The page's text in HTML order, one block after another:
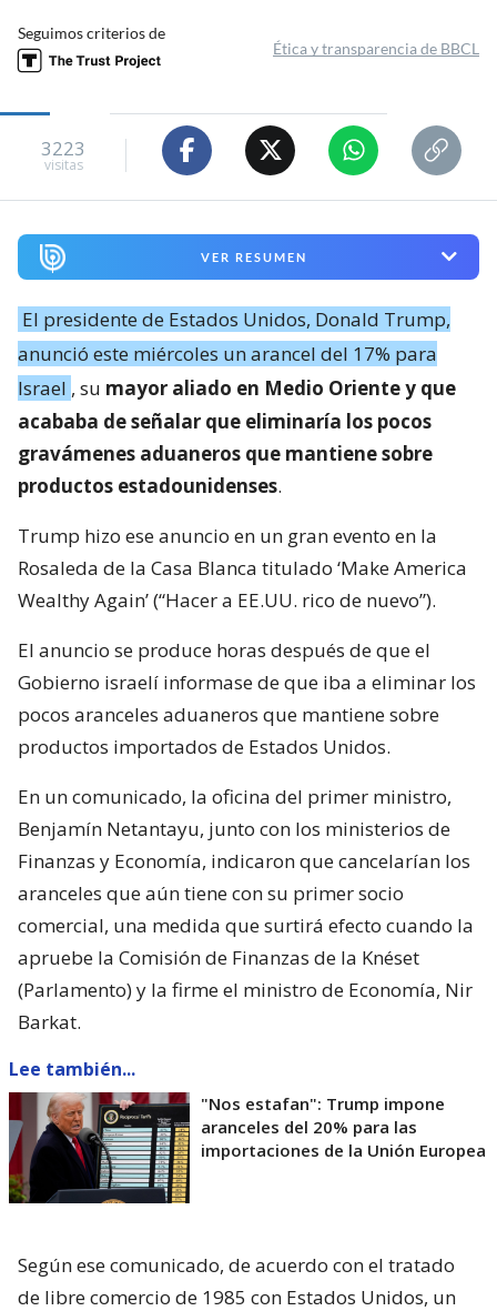
Seguimos criterios de
Ética y transparencia de BBCL
3223
visitas
VER RESUMEN
El presidente de Estados Unidos, Donald Trump,
anunció este miércoles un arancel del 17% para
Israel , su mayor aliado en Medio Oriente y que
acababa de señalar que eliminaría los pocos
gravámenes aduaneros que mantiene sobre
productos estadounidenses.
Trump hizo ese anuncio en un gran evento en la
Rosaleda de la Casa Blanca titulado ‘Make America
Wealthy Again’ (“Hacer a EE.UU. rico de nuevo”).
El anuncio se produce horas después de que el
Gobierno israelí informase de que iba a eliminar los
pocos aranceles aduaneros que mantiene sobre
productos importados de Estados Unidos.
En un comunicado, la oficina del primer ministro,
Benjamín Netantayu, junto con los ministerios de
Finanzas y Economía, indicaron que cancelarían los
aranceles que aún tiene con su primer socio
comercial, una medida que surtirá efecto cuando la
apruebe la Comisión de Finanzas de la Knéset
(Parlamento) y la firme el ministro de Economía, Nir
Barkat.
Lee también...
"Nos estafan": Trump impone
aranceles del 20% para las
importaciones de la Unión Europea
Según ese comunicado, de acuerdo con el tratado
de libre comercio de 1985 con Estados Unidos, un